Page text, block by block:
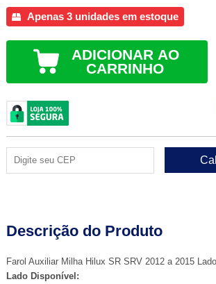
Apenas 3 unidades em estoque
ADICIONAR AO
CARRINHO
Descrição do Produto
Farol Auxiliar Milha Hilux SR SRV 2012 a 2015
Lado Disponível: